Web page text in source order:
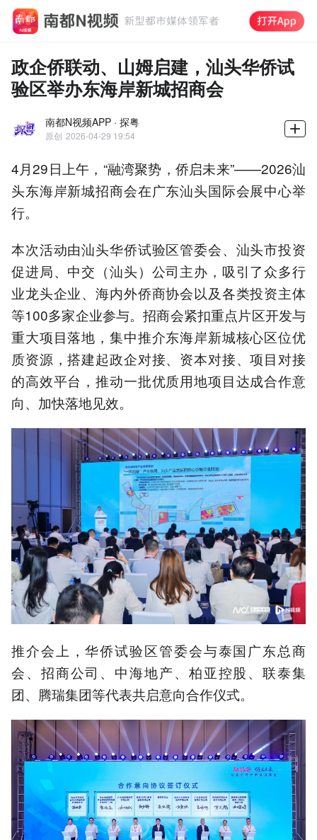
政企侨联动、山姆启建，汕头华侨试
验区举办东海岸新城招商会
南都N视频APP · 探粤
原创 2026-04-29 19:54
4月29日上午，“融湾聚势，侨启未来”——2026汕
头东海岸新城招商会在广东汕头国际会展中心举
行。
本次活动由汕头华侨试验区管委会、汕头市投资
促进局、中交（汕头）公司主办，吸引了众多行
业龙头企业、海内外侨商协会以及各类投资主体
等100多家企业参与。招商会紧扣重点片区开发与
重大项目落地，集中推介东海岸新城核心区位优
质资源，搭建起政企对接、资本对接、项目对接
的高效平台，推动一批优质用地项目达成合作意
向、加快落地见效。
推介会上，华侨试验区管委会与泰国广东总商
会、招商公司、中海地产、柏亚控股、联泰集
团、腾瑞集团等代表共启意向合作仪式。